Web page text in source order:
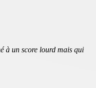
à un score lourd mais qui